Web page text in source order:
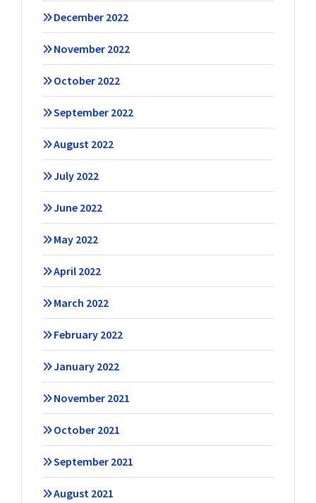
December 2022
November 2022
October 2022
September 2022
August 2022
July 2022
June 2022
May 2022
April 2022
March 2022
February 2022
January 2022
November 2021
October 2021
September 2021
August 2021